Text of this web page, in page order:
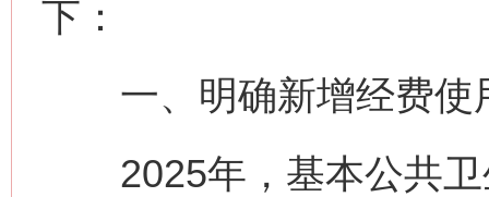
下：
一、明确新增经费使
2025年，基本公共卫